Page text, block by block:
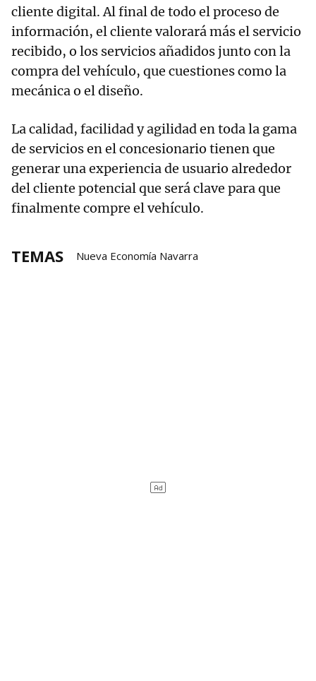
cliente digital. Al final de todo el proceso de
información, el cliente valorará más el servicio
recibido, o los servicios añadidos junto con la
compra del vehículo, que cuestiones como la
mecánica o el diseño.
La calidad, facilidad y agilidad en toda la gama
de servicios en el concesionario tienen que
generar una experiencia de usuario alrededor
del cliente potencial que será clave para que
finalmente compre el vehículo.
TEMAS Nueva Economía Navarra